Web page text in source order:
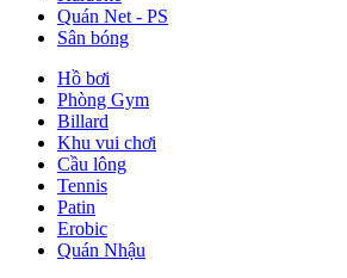
Quán Net - PS
Sân bóng
Hồ bơi
Phòng Gym
Billard
Khu vui chơi
Cầu lông
Tennis
Patin
Erobic
Quán Nhậu